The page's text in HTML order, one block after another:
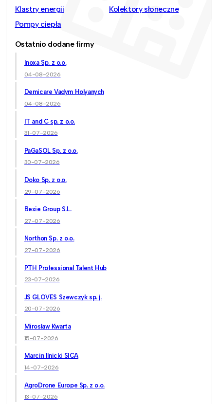
Klastry energii
Kolektory słoneczne
Pompy ciepła
Ostatnio dodane firmy
Inoxa Sp. z o.o.
04-08-2026
Demicare Vadym Holyanych
04-08-2026
IT and C sp. z o.o.
31-07-2026
PaGaSOL Sp. z o.o.
30-07-2026
Doko Sp. z o.o.
29-07-2026
Bexie Group S.L.
27-07-2026
Northon Sp. z o.o.
27-07-2026
PTH Professional Talent Hub
23-07-2026
JS GLOVES Szewczyk sp. j.
20-07-2026
Mirosław Kwarta
15-07-2026
Marcin Ilnicki SICA
14-07-2026
AgroDrone Europe Sp. z o.o.
13-07-2026